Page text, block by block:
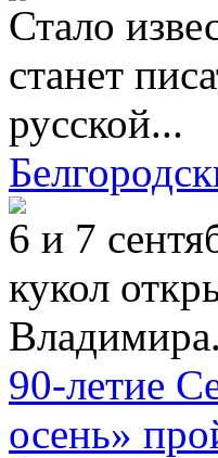
Стало
станет
русской...
6 и 7
кукол
90-летие
осень»